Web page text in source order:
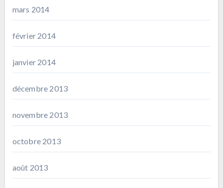
mars 2014
février 2014
janvier 2014
décembre 2013
novembre 2013
octobre 2013
août 2013